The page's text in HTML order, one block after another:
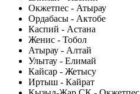
Окжетпес - Атырау
Ордабасы - Актобе
Каспий - Астана
Женис - Тобол
Атырау - Алтай
Улытау - Елимай
Кайсар - Жетысу
Иртыш - Кайрат